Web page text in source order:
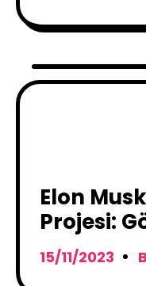
Elon
Projesi:
için Umut
Beyin
15/11/2023